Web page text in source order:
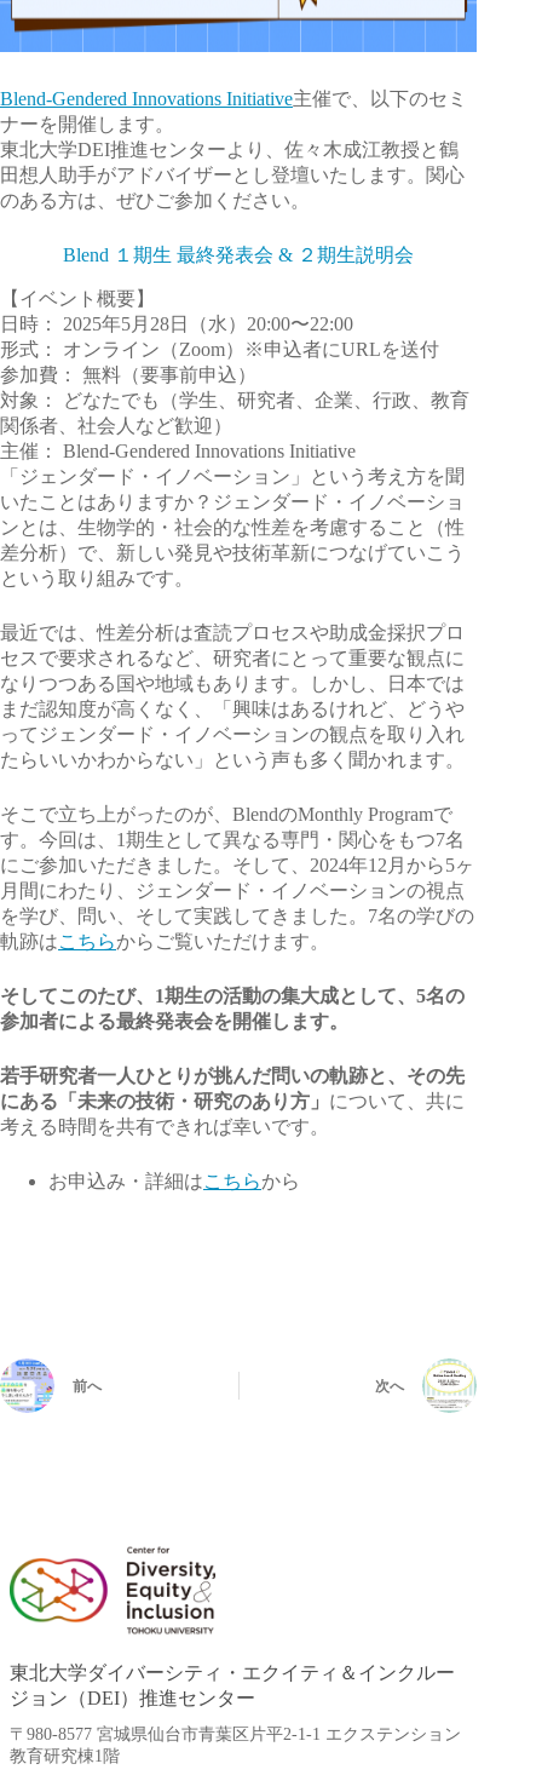
Blend-Gendered Innovations Initiative主催で、以下のセミ
ナーを開催します。
東北大学DEI推進センターより、佐々木成江教授と鶴
田想人助手がアドバイザーとし登壇いたします。関心
のある方は、ぜひご参加ください。
Blend １期生 最終発表会 & ２期生説明会
【イベント概要】
日時： 2025年5月28日（水）20:00〜22:00
形式： オンライン（Zoom）※申込者にURLを送付
参加費： 無料（要事前申込）
対象： どなたでも（学生、研究者、企業、行政、教育
関係者、社会人など歓迎）
主催： Blend-Gendered Innovations Initiative
「ジェンダード・イノベーション」という考え方を聞
いたことはありますか？ジェンダード・イノベーショ
ンとは、生物学的・社会的な性差を考慮すること（性
差分析）で、新しい発見や技術革新につなげていこう
という取り組みです。
最近では、性差分析は査読プロセスや助成金採択プロ
セスで要求されるなど、研究者にとって重要な観点に
なりつつある国や地域もあります。しかし、日本では
まだ認知度が高くなく、「興味はあるけれど、どうや
ってジェンダード・イノベーションの観点を取り入れ
たらいいかわからない」という声も多く聞かれます。
そこで立ち上がったのが、BlendのMonthly Programで
す。今回は、1期生として異なる専門・関心をもつ7名
にご参加いただきました。そして、2024年12月から5ヶ
月間にわたり、ジェンダード・イノベーションの視点
を学び、問い、そして実践してきました。7名の学びの
軌跡はこちらからご覧いただけます。
そしてこのたび、1期生の活動の集大成として、5名の
参加者による最終発表会を開催します。
若手研究者一人ひとりが挑んだ問いの軌跡と、その先
にある「未来の技術・研究のあり方」 について、共に
考える時間を共有できれば幸いです。
お申込み・詳細はこちらから
前へ 次へ
東北大学ダイバーシティ・エクイティ＆インクルー
ジョン（DEI）推進センター
〒980-8577 宮城県仙台市青葉区片平2-1-1 エクステンション
教育研究棟1階